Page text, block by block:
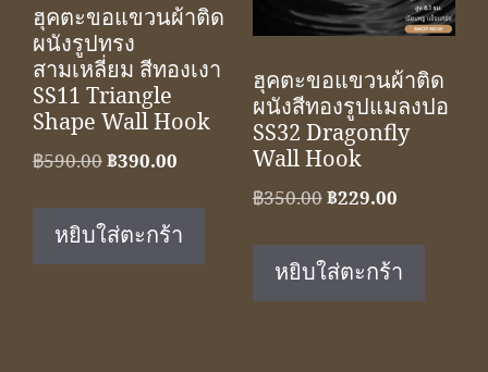
ฮุคตะขอแขวนผ้าติด
ผนังรูปทรง
สามเหลี่ยม สีทองเงา
SS11 Triangle
Shape Wall Hook
฿590.00Original
was:
฿590.00.
฿390.00
฿390.00.
หยิบใส่ตะกร้า
ฮุคตะขอแขวนผ้าติด
ผนังสีทองรูปแมลงปอ
SS32 Dragonfly
Wall Hook
฿350.00Original
was:
฿350.00.
฿229.00Current
฿229.00.
หยิบใส่ตะกร้า